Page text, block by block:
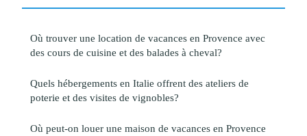
Où trouver une location de vacances en Provence avec
des cours de cuisine et des balades à cheval?
Quels hébergements en Italie offrent des ateliers de
poterie et des visites de vignobles?
Où peut-on louer une maison de vacances en Provence